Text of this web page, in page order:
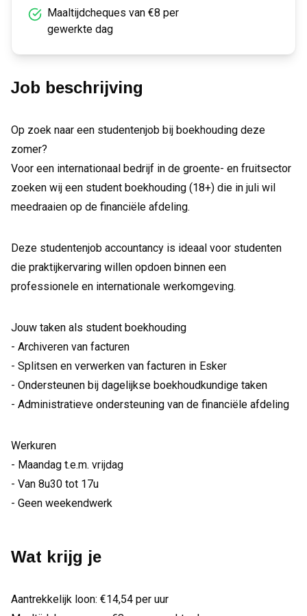
Maaltijdcheques van €8 per
gewerkte dag
Job beschrijving
Op zoek naar een studentenjob bij boekhouding deze
zomer?
Voor een internationaal bedrijf in de groente- en fruitsector
zoeken wij een student boekhouding (18+) die in juli wil
meedraaien op de financiële afdeling.
Deze studentenjob accountancy is ideaal voor studenten
die praktijkervaring willen opdoen binnen een
professionele en internationale werkomgeving.
Jouw taken als student boekhouding
- Archiveren van facturen
- Splitsen en verwerken van facturen in Esker
- Ondersteunen bij dagelijkse boekhoudkundige taken
- Administratieve ondersteuning van de financiële afdeling
Werkuren
- Maandag t.e.m. vrijdag
- Van 8u30 tot 17u
- Geen weekendwerk
Wat krijg je
Aantrekkelijk loon: €14,54 per uur